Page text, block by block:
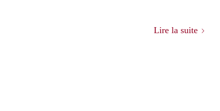
Lire la suite